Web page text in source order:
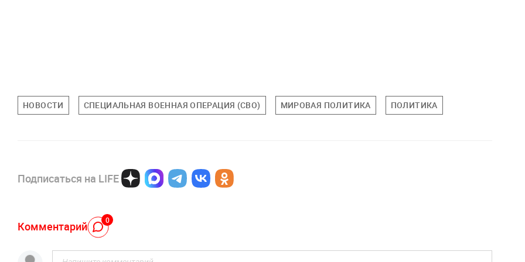
НОВОСТИ СПЕЦИАЛЬНАЯ ВОЕННАЯ ОПЕРАЦИЯ (СВО) МИРОВАЯ ПОЛИТИКА ПОЛИТИКА
Подписаться на LIFE
Комментарий 0